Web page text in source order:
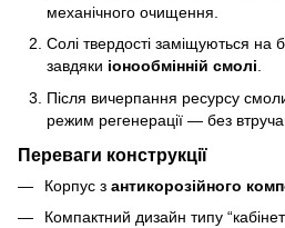
механічного очищення.
Солі твердості заміщуються на
завдяки іонообмінній смолі.
Після вичерпання ресурсу
режим регенерації — без
Переваги конструкції
Корпус з антикорозійного
Компактний дизайн типу